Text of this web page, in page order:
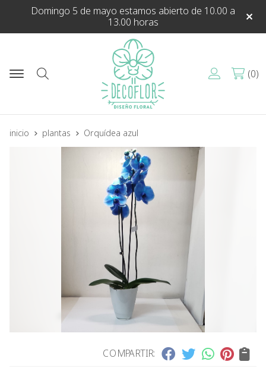
Domingo 5 de mayo estamos abierto de 10.00 a
13.00 horas
Buscar
0
inicio plantas Orquídea azul
COMPARTIR: